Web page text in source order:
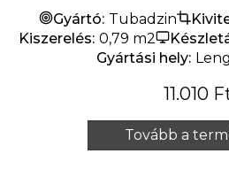
Gyártó: Tubadzin
Kiszerelés: 0,79 m2
Gyártási hely:
11.010
Tovább a